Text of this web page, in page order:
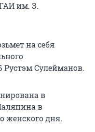
им. З.
на себя
Рустэм Сулейманов.
в
в
женского дня.